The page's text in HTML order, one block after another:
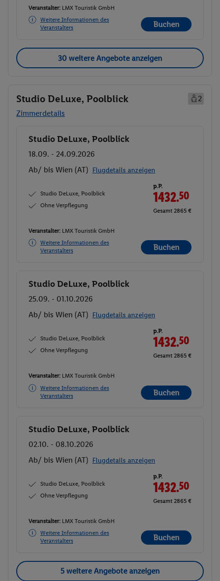
Veranstalter: LMX Touristik GmbH
Weitere Informationen des
Veranstalters
Buchen
30 weitere Angebote anzeigen
Studio DeLuxe, Poolblick
2
Zimmerdetails
Buchen
Studio DeLuxe, Poolblick
18.09. - 24.09.2026
Ab/ bis Wien (AT) Flugdetails anzeigen
Studio DeLuxe, Poolblick
Ohne Verpflegung
p.P.
1432.50
Gesamt 2865 €
Veranstalter: LMX Touristik GmbH
Weitere Informationen des
Veranstalters
Buchen
Buchen
Studio DeLuxe, Poolblick
25.09. - 01.10.2026
Ab/ bis Wien (AT) Flugdetails anzeigen
Studio DeLuxe, Poolblick
Ohne Verpflegung
p.P.
1432.50
Gesamt 2865 €
Veranstalter: LMX Touristik GmbH
Weitere Informationen des
Veranstalters
Buchen
Buchen
Studio DeLuxe, Poolblick
02.10. - 08.10.2026
Ab/ bis Wien (AT) Flugdetails anzeigen
Studio DeLuxe, Poolblick
Ohne Verpflegung
p.P.
1432.50
Gesamt 2865 €
Veranstalter: LMX Touristik GmbH
Weitere Informationen des
Veranstalters
Buchen
5 weitere Angebote anzeigen